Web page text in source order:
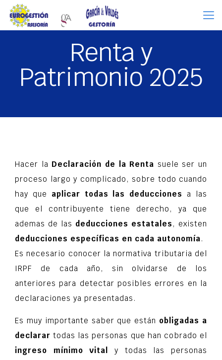
Renta y
Patrimonio 2025
Hacer la Declaración de la Renta suele ser un
proceso largo y complicado, sobre todo cuando
hay que aplicar todas las deducciones
a las
que el contribuyente tiene derecho, ya que
ademas de las deducciones estatales , existen
deducciones específicas en cada autonomía.
Es necesario conocer la normativa tributaria del
IRPF de cada año, sin olvidarse de los
anteriores para detectar posibles errores en la
declaraciones ya presentadas.
Es muy importante saber que están obligadas a
declarar todas las personas que han cobrado el
ingreso mínimo vital
y todas las personas